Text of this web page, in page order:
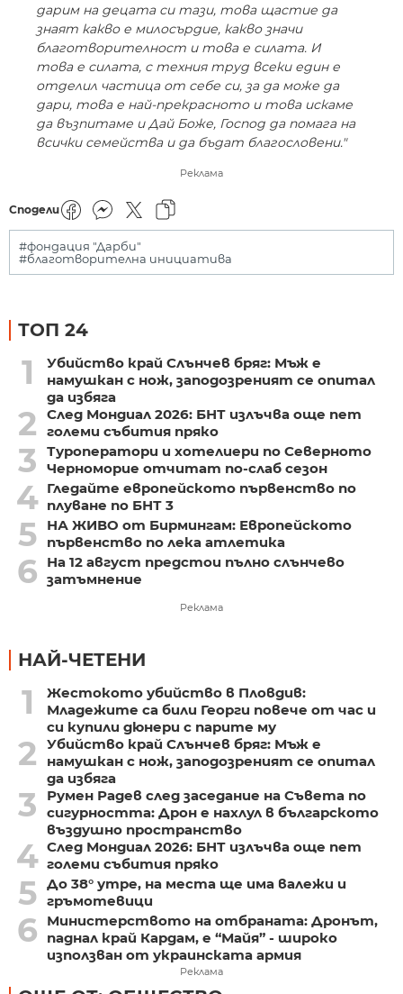
дарим на децата си тази, това щастие да
знаят какво е милосърдие, какво значи
благотворителност и това е силата. И
това е силата, с техния труд всеки един е
отделил частица от себе си, за да може да
дари, това е най-прекрасното и това искаме
да възпитаме и Дай Боже, Господ да помага на
всички семейства и да бъдат благословени."
Реклама
Сподели
#фондация "Дарби"
#благотворителна инициатива
ТОП 24
1
Убийство край Слънчев бряг: Мъж е
намушкан с нож, заподозреният се опитал
да избяга
2
След Мондиал 2026: БНТ излъчва още пет
големи събития пряко
3
Туроператори и хотелиери по Северното
Черноморие отчитат по-слаб сезон
4 Гледайте европейското първенство по
плуване по БНТ 3
5
НА ЖИВО от Бирмингам: Европейското
първенство по лека атлетика
6
На 12 август предстои пълно слънчево
затъмнение
Реклама
НАЙ-ЧЕТЕНИ
1
Жестокото убийство в Пловдив:
Младежите са били Георги повече от час и
си купили дюнери с парите му
2
Убийство край Слънчев бряг: Мъж е
намушкан с нож, заподозреният се опитал
да избяга
3
Румен Радев след заседание на Съвета по
сигурността: Дрон е нахлул в българското
въздушно пространство
4 След Мондиал 2026: БНТ излъчва още пет
големи събития пряко
5 До 38° утре, на места ще има валежи и
гръмотевици
6
Министерството на отбраната: Дронът,
паднал край Кардам, е “Майя” - широко
използван от украинската армия
Реклама